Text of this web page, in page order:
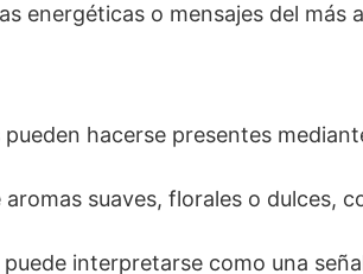
energéticas o mensajes del más
hacerse presentes
suaves, florales o dulces,
interpretarse como una